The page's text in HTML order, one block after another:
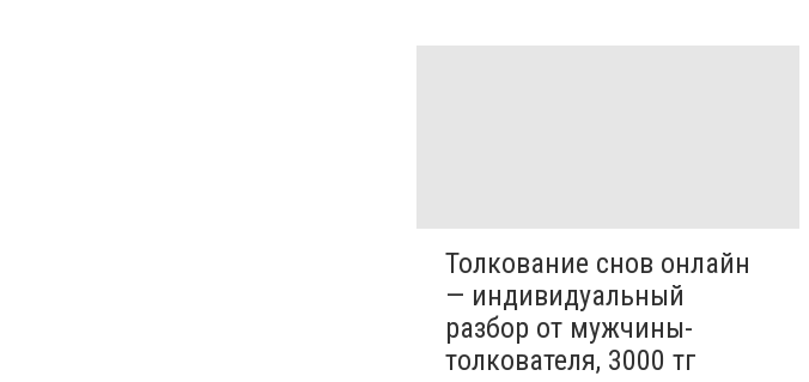
Толкование снов онлайн
— индивидуальный
разбор от мужчины-
толкователя, 3000 тг